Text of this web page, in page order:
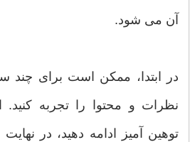
آن می شود.
در ابتدا، ممکن است برای چند
نظرات و محتوا را تجربه کنید.
توهین آمیز ادامه دهید، در